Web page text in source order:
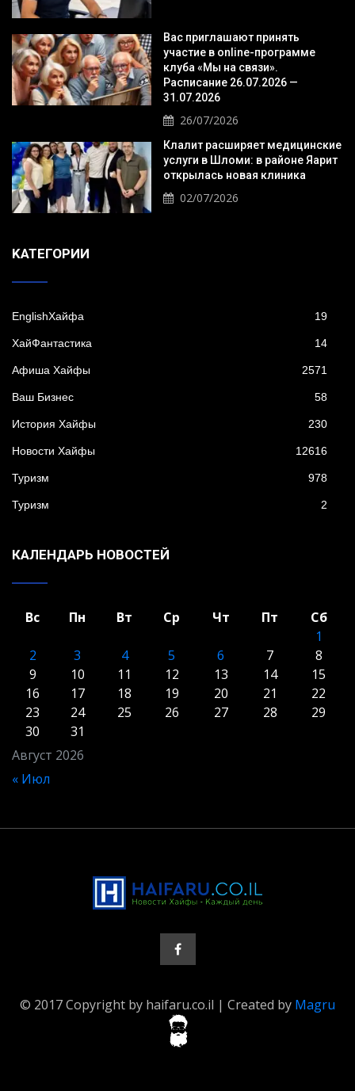
Вас приглашают принять
участие в online-программе
клуба «Мы на связи».
Расписание 26.07.2026 —
31.07.2026
26/07/2026
Клалит расширяет медицинские
услуги в Шломи: в районе Яарит
открылась новая клиника
02/07/2026
KАТЕГОРИИ
EnglishХайфа 19
XайФантастика 14
Афиша Хайфы 2571
Ваш Бизнес 58
История Хайфы 230
Новости Хайфы 12616
Туризм 978
Туризм 2
КАЛЕНДАРЬ НОВОСТЕЙ
Август 2026
Вс Пн Вт Ср Чт Пт
Сб
1
2
3 4 5 6 7
8
9
10 11 12 13 14
15
16
17 18 19 20 21
22
23
24 25 26 27 28
29
30
31
« Июл
© 2017 Copyright by haifaru.co.il | Created by Magru